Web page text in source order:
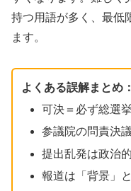
持つ用語が多く、最低
ます。
よくある誤解まとめ：
可決＝必ず総選
参議院の問責決
提出乱発は政治
報道は「背景」